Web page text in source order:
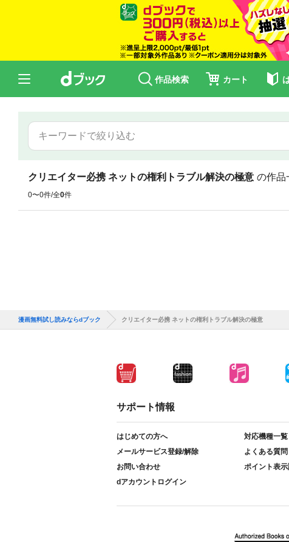
作品検索 カート
クリエイター必携 ネットの権利トラブル解決の極意 の作品
0〜0件/全0件
漫画無料試し読みならdブック クリエイター必携 ネットの権利トラブル解決の極意
サポート情報
はじめての方へ
対応機種一覧
メールサービス登録/解除
よくある質問
お問い合わせ
ポイント表
dアカウントログイン